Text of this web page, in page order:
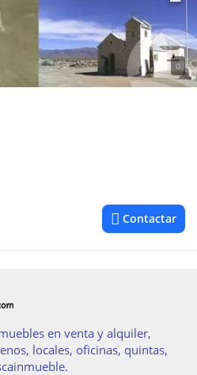
0
Contactar
en venta y alquiler,
locales, oficinas, quintas,